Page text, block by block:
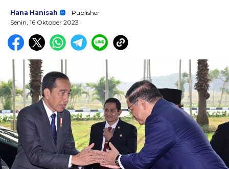
Hana Hanisah
- Publisher
Senin, 16 Oktober 2023